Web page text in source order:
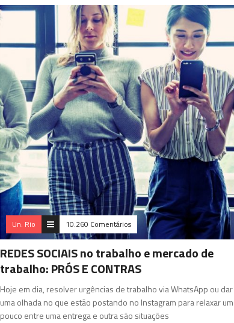
Un. Rio 10.260 Comentários
REDES SOCIAIS no trabalho e mercado de
trabalho: PRÓS E CONTRAS
Hoje em dia, resolver urgências de trabalho via WhatsApp ou dar
uma olhada no que estão postando no Instagram para relaxar um
pouco entre uma entrega e outra são situações